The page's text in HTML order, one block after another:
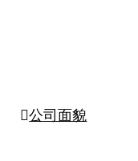
公司面貌